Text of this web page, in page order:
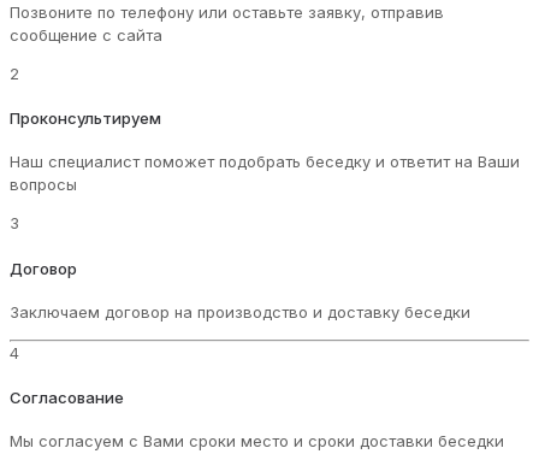
Позвоните по телефону или оставьте заявку, отправив
сообщение с сайта
2
Проконсультируем
Наш специалист поможет подобрать беседку и ответит на Ваши
вопросы
3
Договор
Заключаем договор на производство и доставку беседки
4
Согласование
Мы согласуем с Вами сроки место и сроки доставки беседки